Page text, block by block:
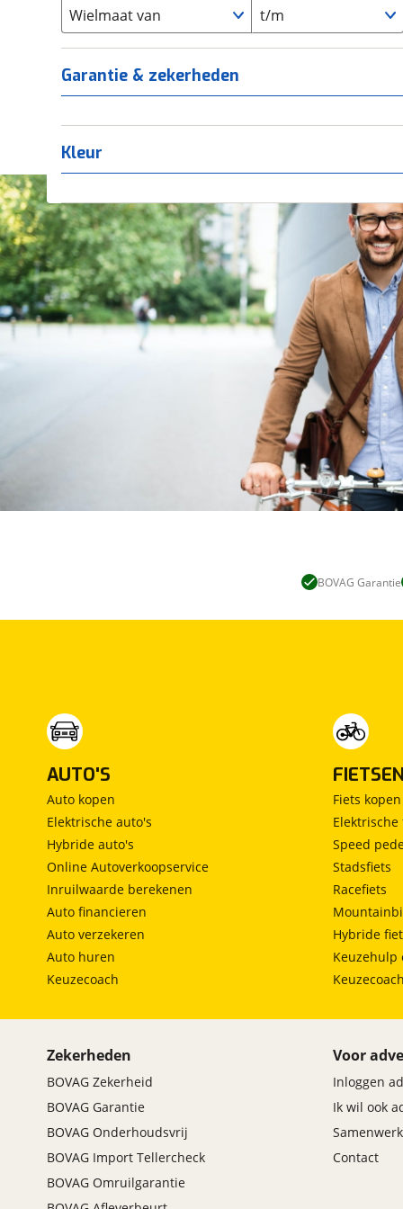
Overig ( 0)
Staal (0 )
Tica
Wielmaat van t/m
Garantie & zekerheden
Kleur
BOVAG Garantie
AUTO'S
Auto kopen
Elektrische auto's
Hybride auto's
Online Autoverkoopservice
Inruilwaarde berekenen
Auto financieren
Auto verzekeren
Auto huren
Keuzecoach
FIETSEN
Fiets kopen
Elektrische
Speed
Stadsfiets
Racefiets
Hybride
Keuzehulp
Keuzecoach
Zekerheden
BOVAG Zekerheid
BOVAG Garantie
BOVAG Onderhoudsvrij
BOVAG Import Tellercheck
BOVAG Omruilgarantie
Voor
Inloggen
Ik wil ook
Contact